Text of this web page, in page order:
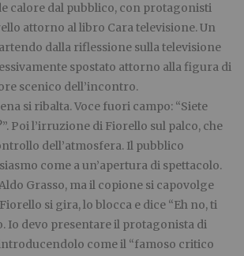
calore dal pubblico, con protagonisti
attorno al libro Cara televisione. Un
dalla riflessione sulla televisione
spostato attorno alla figura di
scenico dell’incontro.
si ribalta. Voce fuori campo: “Siete
Poi l’irruzione di Fiorello sul palco, che
dell’atmosfera. Il pubblico
come a un’apertura di spettacolo.
Grasso, ma il copione si capovolge
si gira, lo blocca e dice “Eh no, ti
Io devo presentare il protagonista di
come il “famoso critico